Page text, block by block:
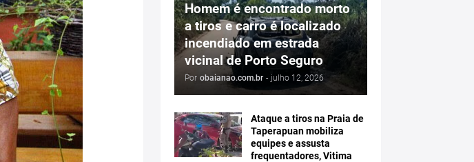
Homem é encontrado morto
a tiros e carro é localizado
incendiado em estrada
vicinal de Porto Seguro
Por obaianao.com.br - julho 12, 2026
Ataque a tiros na Praia de
Taperapuan mobiliza
equipes e assusta
frequentadores, Vitima